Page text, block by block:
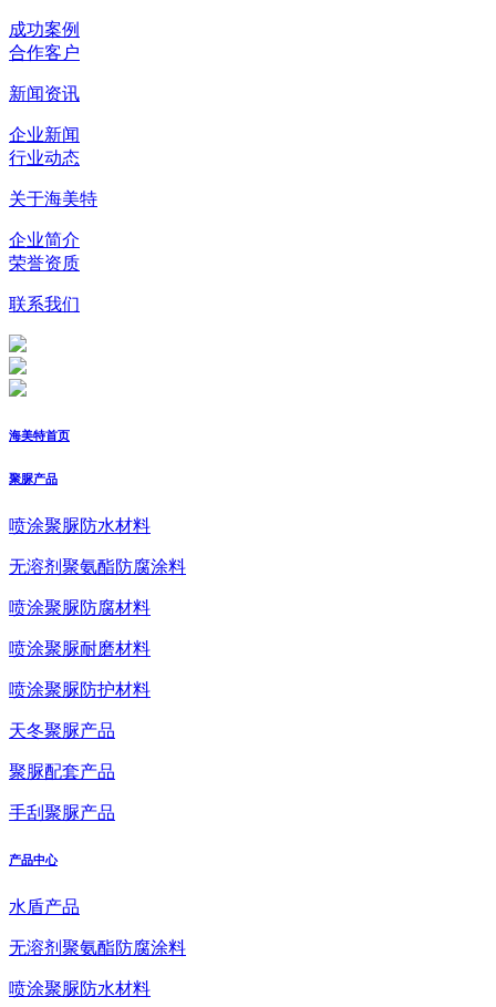
成功案例
合作客户
新闻资讯
企业新闻
行业动态
关于海美特
企业简介
荣誉资质
联系我们
海美特首页
聚脲产品
喷涂聚脲防水材料
无溶剂聚氨酯防腐涂料
喷涂聚脲防腐材料
喷涂聚脲耐磨材料
喷涂聚脲防护材料
天冬聚脲产品
聚脲配套产品
手刮聚脲产品
产品中心
水盾产品
无溶剂聚氨酯防腐涂料
喷涂聚脲防水材料